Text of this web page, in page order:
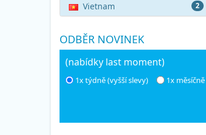
2
Vietnam
ODBĚR NOVINEK
(nabídky last moment)
1x týdně (vyšší slevy) 1x měsíčně